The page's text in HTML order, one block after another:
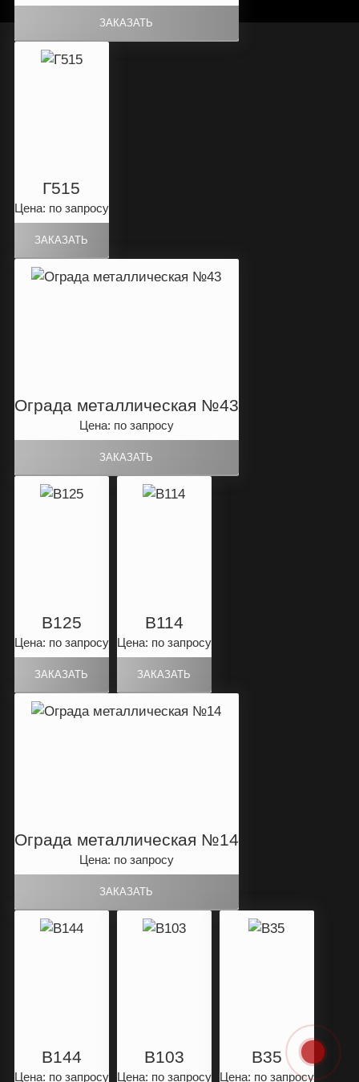
Г515
Цена: по запросу
Ограда металлическая №43
Цена: по запросу
B125
Цена: по запросу
B114
Цена: по запросу
Ограда металлическая №14
Цена: по запросу
B144
Цена: по запросу
B103
Цена: по запросу
B35
Цена: по запросу